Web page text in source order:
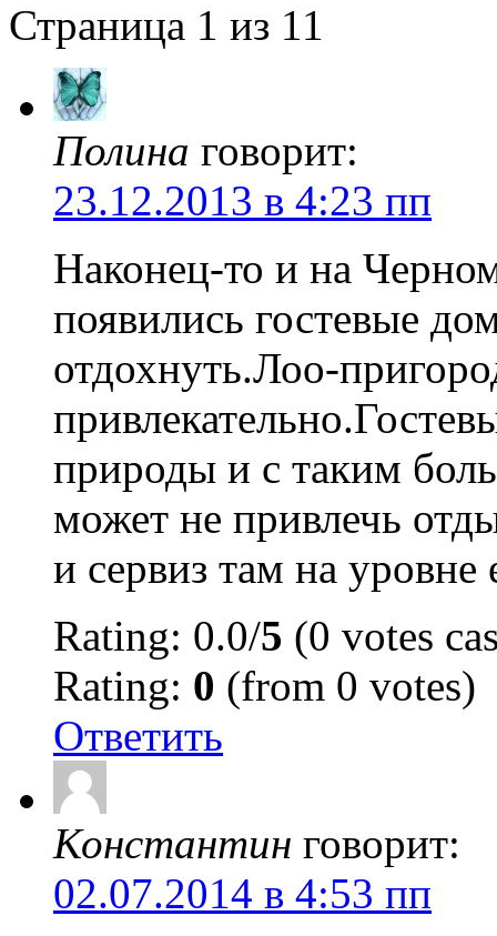
Страница 1 из 11
Полина говорит:
23.12.2013 в 4:23 пп
Наконец-то и на
появились гостевые
отдохнуть.Лоо-
природы и с таким
может не привлечь
и сервиз там на уровне
Rating: 0.0/5 (0 votes
Rating: 0 (from 0 votes)
Ответить
Константин говорит:
02.07.2014 в 4:53 пп